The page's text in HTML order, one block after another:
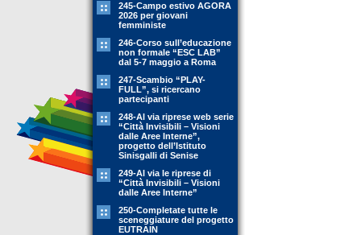
245-Campo estivo AGORA
2026 per giovani
femministe
246-Corso sull’educazione
non formale “ESC LAB”
dal 5-7 maggio a Roma
247-Scambio “PLAY-
FULL”, si ricercano
partecipanti
248-Al via riprese web serie
“Città Invisibili – Visioni
dalle Aree Interne”,
progetto dell’Istituto
Sinisgalli di Senise
249-Al via le riprese di
“Città Invisibili – Visioni
dalle Aree Interne”
250-Completate tutte le
sceneggiature del progetto
EUTRAIN